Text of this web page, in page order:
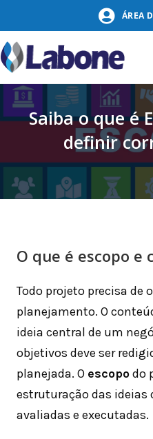
conteúdo
ÁREA
Saiba o que é
definir
O que é escopo e
Todo projeto precisa de
planejamento. O
ideia central de um
objetivos deve ser
planejada. O escopodo
estruturação das ideias
avaliadas e executadas.